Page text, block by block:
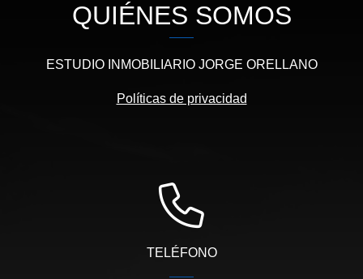
QUIÉNES SOMOS
ESTUDIO INMOBILIARIO JORGE ORELLANO
Políticas de privacidad
TELÉFONO